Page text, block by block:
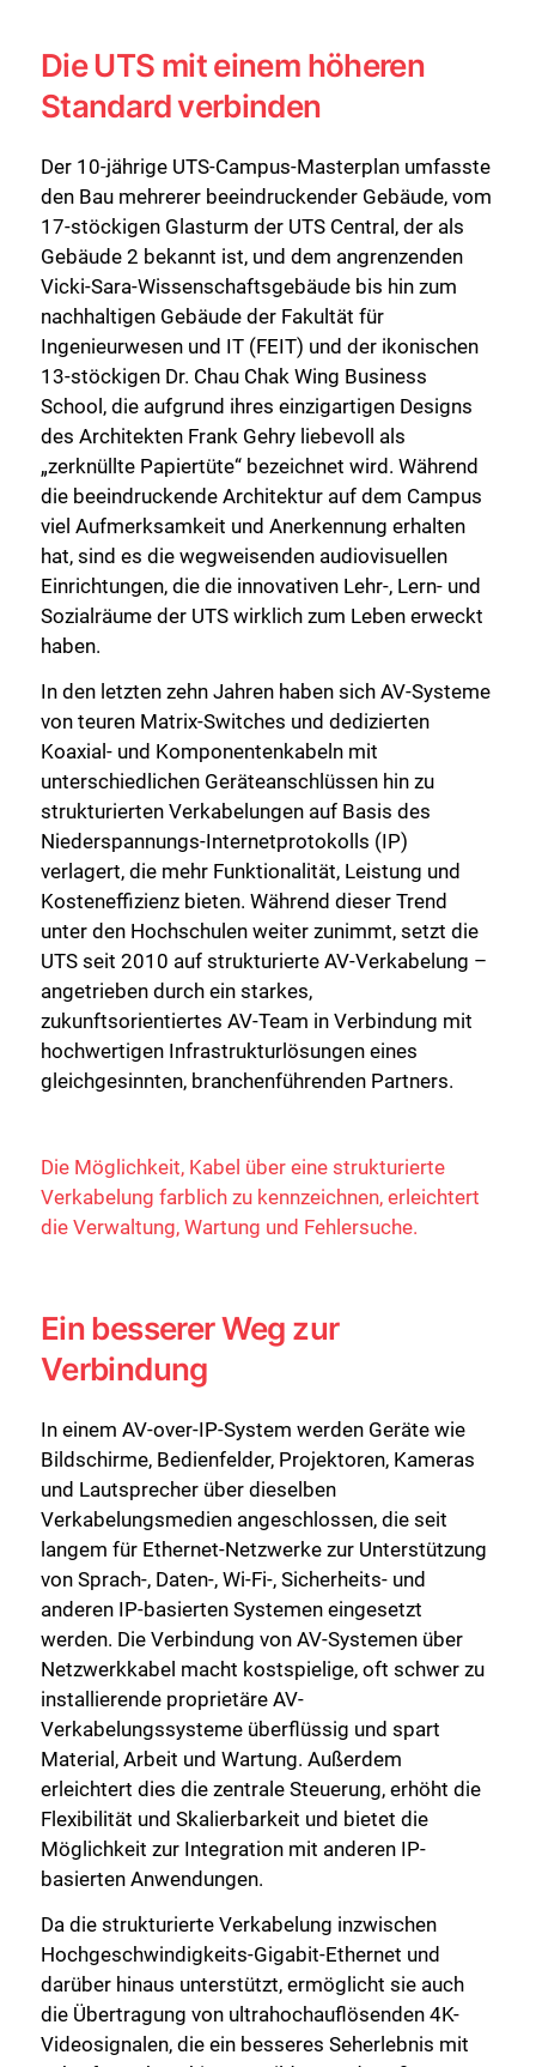
Die UTS mit einem höheren
Standard verbinden
Der 10-jährige UTS-Campus-Masterplan umfasste
den Bau mehrerer beeindruckender Gebäude, vom
17-stöckigen Glasturm der UTS Central, der als
Gebäude 2 bekannt ist, und dem angrenzenden
Vicki-Sara-Wissenschaftsgebäude bis hin zum
nachhaltigen Gebäude der Fakultät für
Ingenieurwesen und IT (FEIT) und der ikonischen
13-stöckigen Dr. Chau Chak Wing Business
School, die aufgrund ihres einzigartigen Designs
des Architekten Frank Gehry liebevoll als
„zerknüllte Papiertüte“ bezeichnet wird. Während
die beeindruckende Architektur auf dem Campus
viel Aufmerksamkeit und Anerkennung erhalten
hat, sind es die wegweisenden audiovisuellen
Einrichtungen, die die innovativen Lehr-, Lern- und
Sozialräume der UTS wirklich zum Leben erweckt
haben.
In den letzten zehn Jahren haben sich AV-Systeme
von teuren Matrix-Switches und dedizierten
Koaxial- und Komponentenkabeln mit
unterschiedlichen Geräteanschlüssen hin zu
strukturierten Verkabelungen auf Basis des
Niederspannungs-Internetprotokolls (IP)
verlagert, die mehr Funktionalität, Leistung und
Kosteneffizienz bieten. Während dieser Trend
unter den Hochschulen weiter zunimmt, setzt die
UTS seit 2010 auf strukturierte AV-Verkabelung –
angetrieben durch ein starkes,
zukunftsorientiertes AV-Team in Verbindung mit
hochwertigen Infrastrukturlösungen eines
gleichgesinnten, branchenführenden Partners.
Die Möglichkeit, Kabel über eine strukturierte
Verkabelung farblich zu kennzeichnen, erleichtert
die Verwaltung, Wartung und Fehlersuche.
Ein besserer Weg zur
Verbindung
In einem AV-over-IP-System werden Geräte wie
Bildschirme, Bedienfelder, Projektoren, Kameras
und Lautsprecher über dieselben
Verkabelungsmedien angeschlossen, die seit
langem für Ethernet-Netzwerke zur Unterstützung
von Sprach-, Daten-, Wi-Fi-, Sicherheits- und
anderen IP-basierten Systemen eingesetzt
werden. Die Verbindung von AV-Systemen über
Netzwerkkabel macht kostspielige, oft schwer zu
installierende proprietäre AV-
Verkabelungssysteme überflüssig und spart
Material, Arbeit und Wartung. Außerdem
erleichtert dies die zentrale Steuerung, erhöht die
Flexibilität und Skalierbarkeit und bietet die
Möglichkeit zur Integration mit anderen IP-
basierten Anwendungen.
Da die strukturierte Verkabelung inzwischen
Hochgeschwindigkeits-Gigabit-Ethernet und
darüber hinaus unterstützt, ermöglicht sie auch
die Übertragung von ultrahochauflösenden 4K-
Videosignalen, die ein besseres Seherlebnis mit